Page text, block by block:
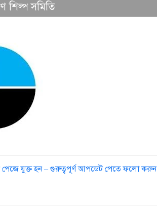
শিল্প সমিতি
যুক্ত হন – গুরুত্বপূর্ণ আপডেট পেতে ফলো করুন